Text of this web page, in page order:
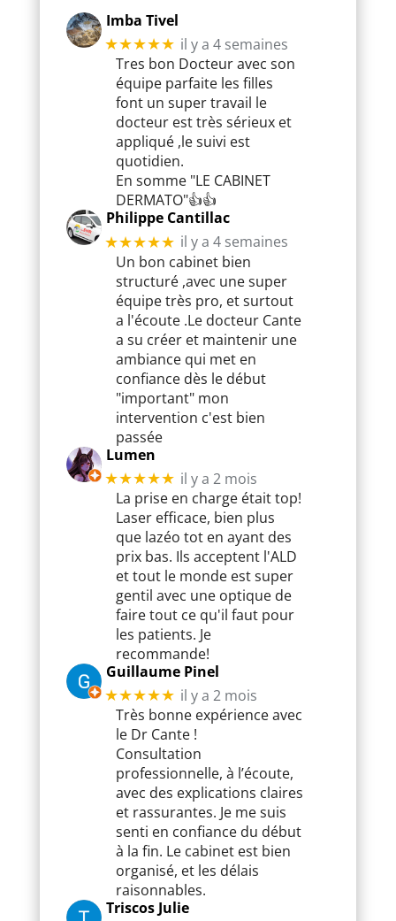
Imba Tivel
★★★★★ il y a 4 semaines
Tres bon Docteur avec son
équipe parfaite les filles
font un super travail le
docteur est très sérieux et
appliqué ,le suivi est
quotidien.
En somme "LE CABINET
DERMATO"👍👍
Philippe Cantillac
★★★★★ il y a 4 semaines
Un bon cabinet bien
structuré ,avec une super
équipe très pro, et surtout
a l'écoute .Le docteur Cante
a su créer et maintenir une
ambiance qui met en
confiance dès le début
"important" mon
intervention c'est bien
passée
Lumen
★★★★★ il y a 2 mois
La prise en charge était top!
Laser efficace, bien plus
que lazéo tot en ayant des
prix bas. Ils acceptent l'ALD
et tout le monde est super
gentil avec une optique de
faire tout ce qu'il faut pour
les patients. Je
recommande!
Guillaume Pinel
★★★★★ il y a 2 mois
Très bonne expérience avec
le Dr Cante !
Consultation
professionnelle, à l’écoute,
avec des explications claires
et rassurantes. Je me suis
senti en confiance du début
à la fin. Le cabinet est bien
organisé, et les délais
raisonnables.
Triscos Julie